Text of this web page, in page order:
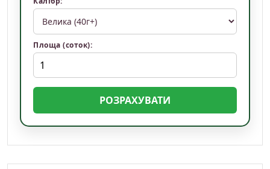
Площа (соток):
РОЗРАХУВАТИ